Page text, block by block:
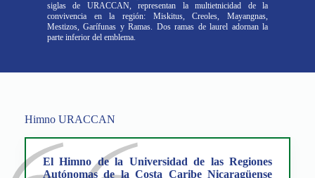
siglas de URACCAN, representan la multietnicidad de la
convivencia en la región: Miskitus, Creoles, Mayangnas,
Mestizos, Garífunas y Ramas. Dos ramas de laurel adornan la
parte inferior del emblema.
Himno URACCAN
El Himno de la Universidad de las Regiones
Autónomas de la Costa Caribe Nicaragüense